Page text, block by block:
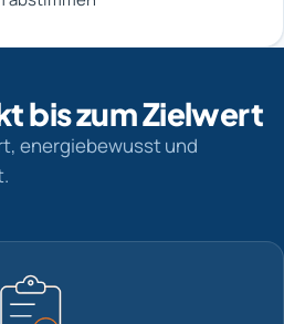
bis zum Zielwert
energiebewusst und